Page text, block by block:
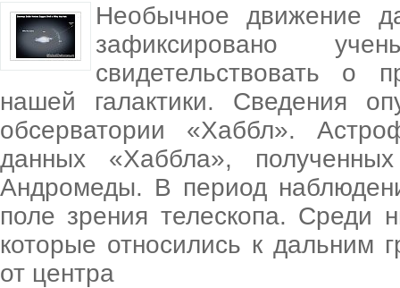
Необычное движение
зафиксировано
свидетельствовать о
нашей галактики. Сведения
обсерватории «Хаббл».
данных «Хаббла»,
Андромеды. В период
поле зрения телескопа. Среди
которые относились к дальним
от центра